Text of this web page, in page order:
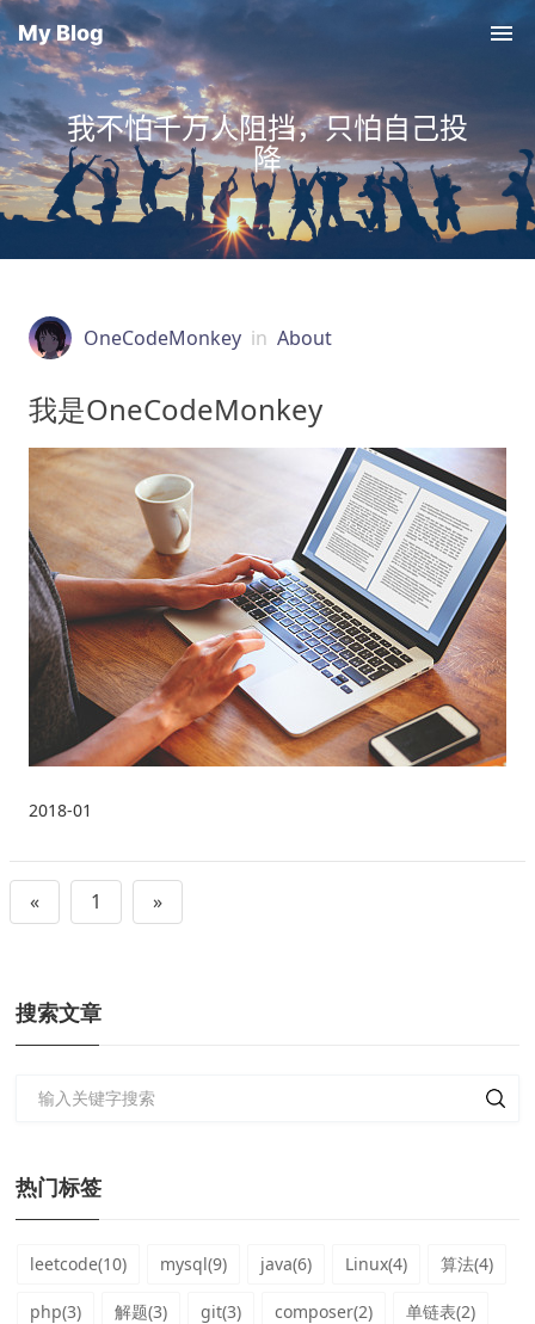
My Blog
我不怕千万人阻挡，只怕自己投
降
OneCodeMonkey in About
我是OneCodeMonkey
2018-01
« 1 »
搜索文章
热门标签
leetcode(10) mysql(9) java(6) Linux(4) 算法(4)
php(3) 解题(3) git(3) composer(2) 单链表(2)